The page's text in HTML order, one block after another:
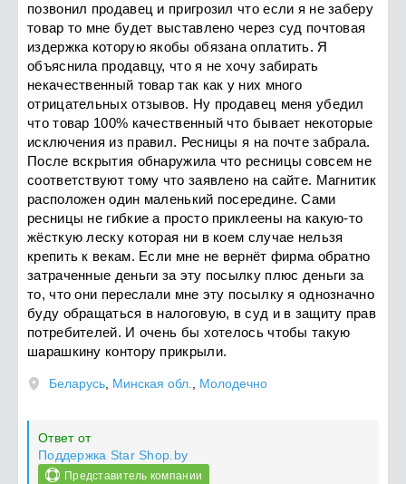
позвонил продавец и пригрозил что если я не заберу
товар то мне будет выставлено через суд почтовая
издержка которую якобы обязана оплатить. Я
объяснила продавцу, что я не хочу забирать
некачественный товар так как у них много
отрицательных отзывов. Ну продавец меня убедил
что товар 100% качественный что бывает некоторые
исключения из правил. Ресницы я на почте забрала.
После вскрытия обнаружила что ресницы совсем не
соответствуют тому что заявлено на сайте. Магнитик
расположен один маленький посередине. Сами
ресницы не гибкие а просто приклеены на какую-то
жёсткую леску которая ни в коем случае нельзя
крепить к векам. Если мне не вернёт фирма обратно
затраченные деньги за эту посылку плюс деньги за
то, что они переслали мне эту посылку я однозначно
буду обращаться в налоговую, в суд и в защиту прав
потребителей. И очень бы хотелось чтобы такую
шарашкину контору прикрыли.
Беларусь Минская обл. Молодечно
Ответ от
Поддержка Star Shop.by
Представитель компании